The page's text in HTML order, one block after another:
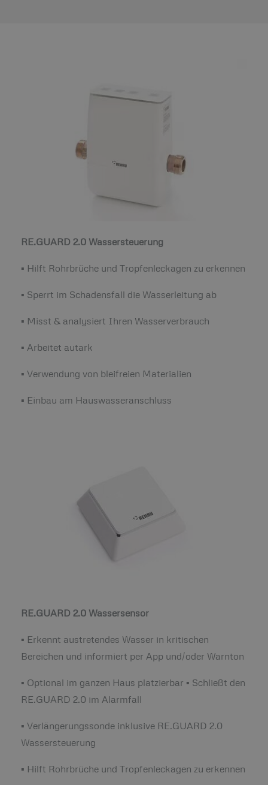
RE.GUARD 2.0 Wassersteuerung
▪ Hilft Rohrbrüche und Tropfenleckagen zu erkennen
▪ Sperrt im Schadensfall die Wasserleitung ab
▪ Misst & analysiert Ihren Wasserverbrauch
▪ Arbeitet autark
▪ Verwendung von bleifreien Materialien
▪ Einbau am Hauswasseranschluss
RE.GUARD 2.0 Wassersensor
▪ Erkennt austretendes Wasser in kritischen
Bereichen und informiert per App und/oder Warnton
▪ Optional im ganzen Haus platzierbar ▪ Schließt den
RE.GUARD 2.0 im Alarmfall
▪ Verlängerungssonde inklusive RE.GUARD 2.0
Wassersteuerung
▪ Hilft Rohrbrüche und Tropfenleckagen zu erkennen